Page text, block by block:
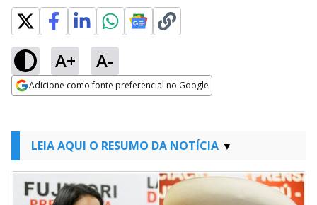
A+ A-
Adicione como fonte preferencial no Google
LEIA AQUI O RESUMO DA NOTÍCIA